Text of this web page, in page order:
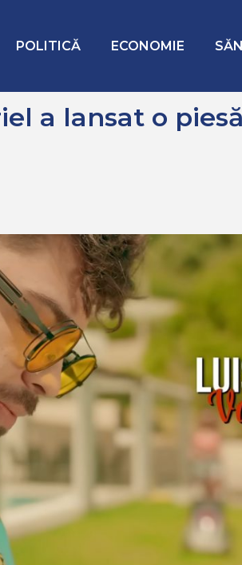
POLITICĂ ECONOMIE
a lansat o